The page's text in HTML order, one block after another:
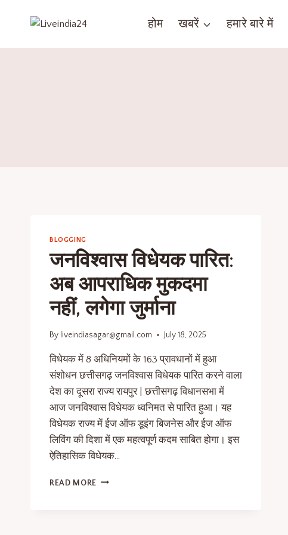
होम खबरें हमारे बारे में
BLOGGING
जनविश्वास विधेयक पारित:
अब आपराधिक मुकदमा
नहीं, लगेगा जुर्माना
By liveindiasagar@gmail.com July 18, 2025
विधेयक में 8 अधिनियमों के 163 प्रावधानों में हुआ
संशोधन छत्तीसगढ़ जनविश्वास विधेयक पारित करने वाला
देश का दूसरा राज्य रायपुर | छत्तीसगढ़ विधानसभा में
आज जनविश्वास विधेयक ध्वनिमत से पारित हुआ। यह
विधेयक राज्य में ईज ऑफ डूइंग बिजनेस और ईज ऑफ
लिविंग की दिशा में एक महत्वपूर्ण कदम साबित होगा। इस
ऐतिहासिक विधेयक…
READ MORE